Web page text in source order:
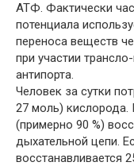
АТФ. Фактически
потенциала
переноса веществ
при участии
антипорта.
Человек за сутки
27 моль)
(примерно 90 %)
дыхательной цепи.
восстанавливается